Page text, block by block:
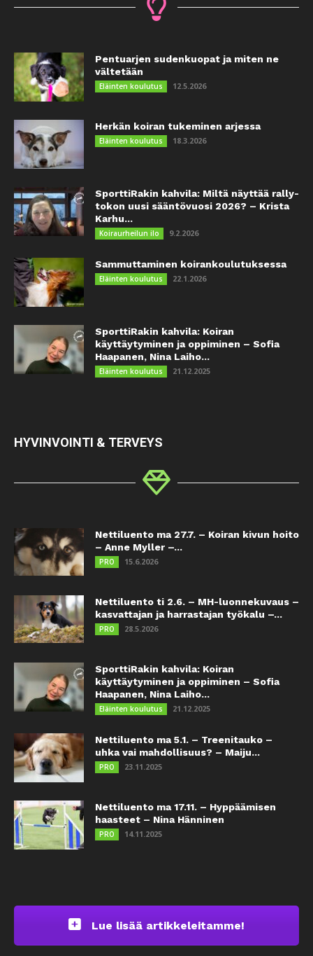
Pentuarjen sudenkuopat ja miten ne
vältetään
Eläinten koulutus 12.5.2026
Herkän koiran tukeminen arjessa
Eläinten koulutus 18.3.2026
SporttiRakin kahvila: Miltä näyttää rally-
tokon uusi sääntövuosi 2026? – Krista
Karhu...
Koiraurheilun ilo 9.2.2026
Sammuttaminen koirankoulutuksessa
Eläinten koulutus 22.1.2026
SporttiRakin kahvila: Koiran
käyttäytyminen ja oppiminen – Sofia
Haapanen, Nina Laiho...
Eläinten koulutus 21.12.2025
HYVINVOINTI & TERVEYS
Nettiluento ma 27.7. – Koiran kivun hoito
– Anne Myller –...
PRO 15.6.2026
Nettiluento ti 2.6. – MH-luonnekuvaus –
kasvattajan ja harrastajan työkalu –...
PRO 28.5.2026
SporttiRakin kahvila: Koiran
käyttäytyminen ja oppiminen – Sofia
Haapanen, Nina Laiho...
Eläinten koulutus 21.12.2025
Nettiluento ma 5.1. – Treenitauko –
uhka vai mahdollisuus? – Maiju...
PRO 23.11.2025
Nettiluento ma 17.11. – Hyppäämisen
haasteet – Nina Hänninen
PRO 14.11.2025
Lue lisää artikkeleitamme!